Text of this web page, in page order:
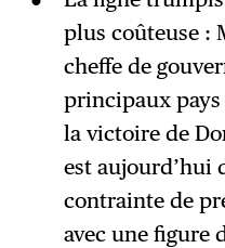
plus coûteuse :
cheffe de
principaux pays
la victoire de
est aujourd’hui
contrainte de
avec une figure